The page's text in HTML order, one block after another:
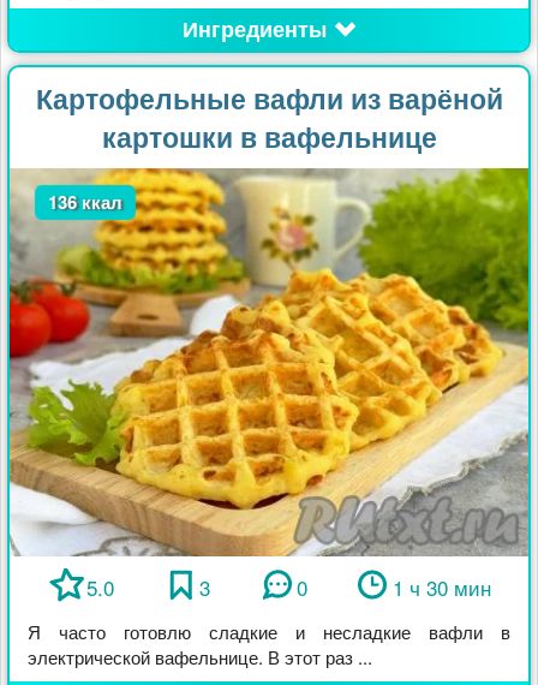
Ингредиенты
Картофельные вафли из варёной
картошки в вафельнице
136 ккал
5.0 3 0 1 ч 30 мин
Я часто готовлю сладкие и несладкие вафли в
электрической вафельнице. В этот раз ...